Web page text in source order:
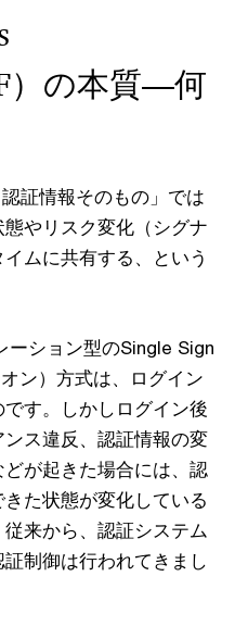
）の本質—何
証情報そのもの」では
やリスク変化（シグナ
ムに共有する、という
ーション型のSingle Sign
ン）方式は、ログイン
す。しかしログイン後
ス違反、認証情報の変
が起きた場合には、認
た状態が変化している
来から、認証システム
制御は行われてきまし